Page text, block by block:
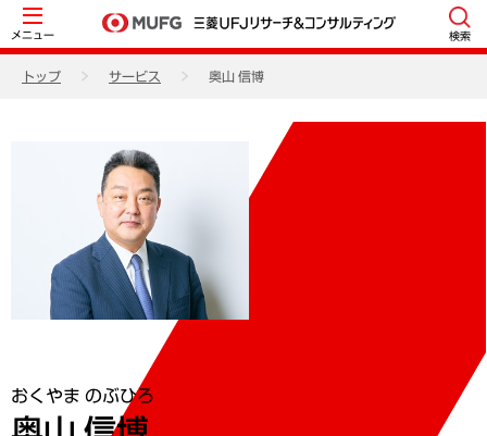
メニュー 検索
トップ サービス 奥山 信博
おくやま のぶひろ